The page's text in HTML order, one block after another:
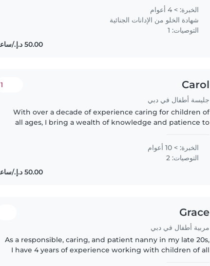
activities like..
الخبرة: > 4 أعوام
شهادة الخلو من الإدانات الجنائية
التوصيات: 1
Carol
جليسة أطفال في دبي
1
With over a decade of experience caring for children of
all ages, I bring a wealth of knowledge and patience to
the importance..
الخبرة: > 10 أعوام
التوصيات: 2
Grace
مربية أطفال في دبي
As a responsible, caring, and patient nanny in my late 20s,
I have 4 years of experience working with children of all